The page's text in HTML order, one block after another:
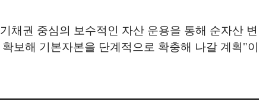
채권 중심의 보수적인 자산 운용을 통해 순자산 변
보해 기본자본을 단계적으로 확충해 나갈 계획"이